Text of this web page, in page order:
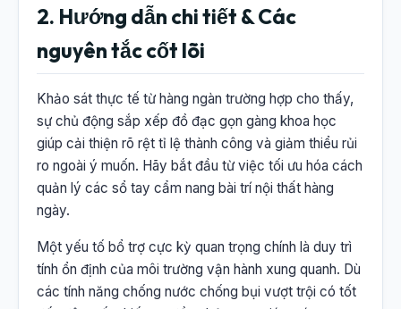
2. Hướng dẫn chi tiết & Các
nguyên tắc cốt lõi
Khảo sát thực tế từ hàng ngàn trường hợp cho thấy,
sự chủ động sắp xếp đồ đạc gọn gàng khoa học
giúp cải thiện rõ rệt tỉ lệ thành công và giảm thiểu rủi
ro ngoài ý muốn. Hãy bắt đầu từ việc tối ưu hóa cách
quản lý các sổ tay cẩm nang bài trí nội thất hàng
ngày.
Một yếu tố bổ trợ cực kỳ quan trọng chính là duy trì
tính ổn định của môi trường vận hành xung quanh. Dù
các tính năng chống nước chống bụi vượt trội có tốt